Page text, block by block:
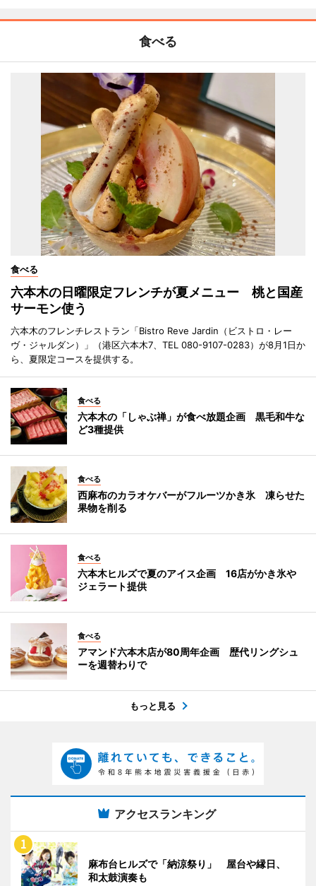
食べる
食べる
六本木の日曜限定フレンチが夏メニュー 桃と国産
サーモン使う
六本木のフレンチレストラン「Bistro Reve Jardin（ビストロ・レー
ヴ・ジャルダン）」（港区六本木7、TEL 080-9107-0283）が8月1日か
ら、夏限定コースを提供する。
食べる
六本木の「しゃぶ禅」が食べ放題企画 黒毛和牛な
ど3種提供
食べる
西麻布のカラオケバーがフルーツかき氷 凍らせた
果物を削る
食べる
六本木ヒルズで夏のアイス企画 16店がかき氷や
ジェラート提供
食べる
アマンド六本木店が80周年企画 歴代リングシュ
ーを週替わりで
もっと見る
アクセスランキング
麻布台ヒルズで「納涼祭り」 屋台や縁日、
和太鼓演奏も